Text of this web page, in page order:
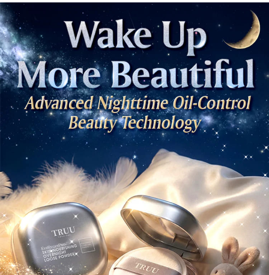
style">https://oppay.tw/userRule
【Panduan Penggunaan Pembayaran Ansuran Gogo】
1. Perkhidmatan ini disediakan oleh Taiwan Mobile, pengguna telefon
mudah alih boleh segera menggunakan tanpa perlu memohon lagi.
(Hanya untuk nombor langganan peribadi, tidak terbuka untuk syarikat
dan kad prabayar)
2. Pilihan kaedah pembayaran "Pembayaran Ansuran Gogo", selepas
pesanan ditubuhkan, akan secara automatik dialihkan ke proses
transaksi Gogo, selepas pengesahan nombor telefon, pilih bilangan
ansuran yang diingini, tarikh akhir pembayaran, dan setelah
mengesahkan pembayaran, transaksi akan selesai.
3. Jumlah kelulusan sebenar, bilangan ansuran dan jumlah bayaran
adalah berdasarkan halaman pengesahan transaksi seterusnya.
4. Dalam masa 30 minit selepas pesanan ditubuhkan, jika tidak pergi
untuk mengesahkan transaksi atau jika tidak lulus semakan, pesanan
akan dibatalkan secara automatik. Jika terdapat situasi "pindah untuk
semakan khusus" yang tidak lulus, ini menunjukkan bahawa sistem
penilaian tidak mencukupi, tiada penjelasan mengenai kandungan
penilaian boleh diberikan.
【Penerangan Kaedah Pembayaran】
1. Pembayaran ansuran tidak digabungkan dalam bil telekomunikasi,
"Pembayaran Ansuran Gogo" akan menghantar SMS peringatan
pembayaran selepas tarikh penyelesaian bulanan.
20% setahun akan dikenakan. Pengguna bawah umur dikehendaki
mendapatkan kebenaran daripada ibu bapa atau penjaga yang sah
untuk menggunakan AFTEE.
Sila hubungi NP Taiwan Inc. dics_tw@netprotections.co.jpjika anda
mempunyai sebarang kebimbangan mengenai pemprosesan dan
penggunaan pada data peribadi. Jika anda tidak bersetuju dengan data
peribadi yang disenaraikan seperti di atas akan dikumpul dan digunakan
oleh AFTEE, sila jangan gunakan perkhidmatan ini.
NT$100/pesanan | Penghantaran percuma untuk pesanan
NT$2,000 atau lebih
海外配送(日韓地區請提供英文收件地址及姓
名，韓國址末端請提供收件人的個人通關碼)
Kadar Penghantaran
海外配送 (新馬專屬) Kadar Penghantaran
海外配送(中國) Kadar Penghantaran